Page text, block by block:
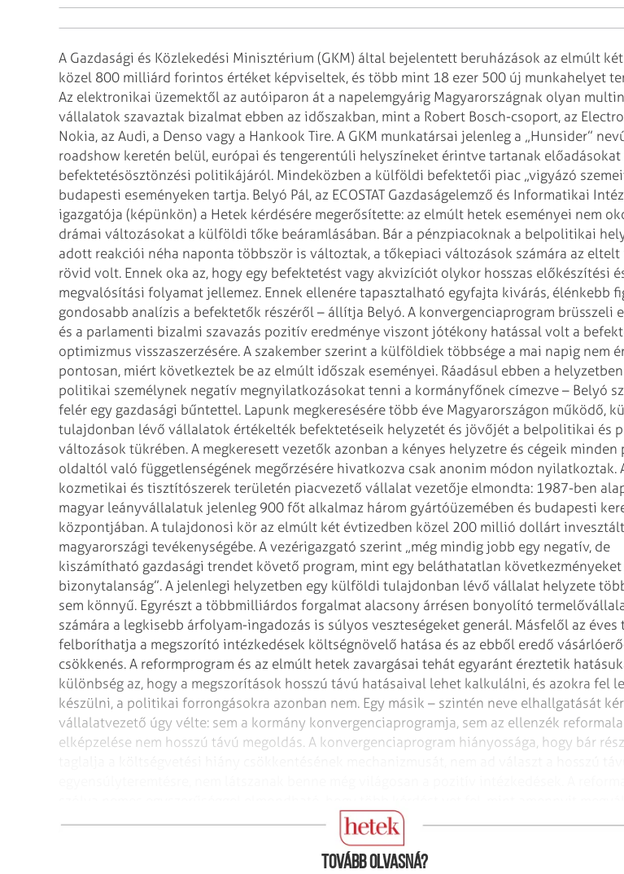
A Gazdasági és Közlekedési Minisztérium (GKM) által bejelentett beruházások az elmúlt
közel 800 milliárd forintos értéket képviseltek, és több mint 18 ezer 500 új munkahelyet
Az elektronikai üzemektől az autóiparon át a napelemgyárig Magyarországnak olyan
vállalatok szavaztak bizalmat ebben az időszakban, mint a Robert Bosch-csoport, az
Nokia, az Audi, a Denso vagy a Hankook Tire. A GKM munkatársai jelenleg a „Hunsider”
roadshow keretén belül, európai és tengerentúli helyszíneket érintve tartanak előadásokat
befektetésösztönzési politikájáról. Mindeközben a külföldi befektetői piac „vigyázó
budapesti eseményeken tartja. Belyó Pál, az ECOSTAT Gazdaságelemző és Informatikai
igazgatója (képünkön) a Hetek kérdésére megerősítette: az elmúlt hetek eseményei nem
drámai változásokat a külföldi tőke beáramlásában. Bár a pénzpiacoknak a belpolitikai
adott reakciói néha naponta többször is változtak, a tőkepiaci változások számára az
rövid volt. Ennek oka az, hogy egy befektetést vagy akvizíciót olykor hosszas előkészítési
megvalósítási folyamat jellemez. Ennek ellenére tapasztalható egyfajta kivárás, élénkebb
gondosabb analízis a befektetők részéről – állítja Belyó. A konvergenciaprogram brüsszeli
és a parlamenti bizalmi szavazás pozitív eredménye viszont jótékony hatással volt a
optimizmus visszaszerzésére. A szakember szerint a külföldiek többsége a mai napig nem
pontosan, miért következtek be az elmúlt időszak eseményei. Ráadásul ebben a
politikai személynek negatív megnyilatkozásokat tenni a kormányfőnek címezve – Belyó
felér egy gazdasági bűntettel. Lapunk megkeresésére több éve Magyarországon működő,
tulajdonban lévő vállalatok értékelték befektetéseik helyzetét és jövőjét a belpolitikai és
változások tükrében. A megkeresett vezetők azonban a kényes helyzetre és cégeik
oldaltól való függetlenségének megőrzésére hivatkozva csak anonim módon nyilatkoztak.
kozmetikai és tisztítószerek területén piacvezető vállalat vezetője elmondta: 1987-ben
magyar leányvállalatuk jelenleg 900 főt alkalmaz három gyártóüzemében és budapesti
központjában. A tulajdonosi kör az elmúlt két évtizedben közel 200 millió dollárt invesztált
magyarországi tevékenységébe. A vezérigazgató szerint „még mindig jobb egy negatív, de
kiszámítható gazdasági trendet követő program, mint egy beláthatatlan következményeket
bizonytalanság”. A jelenlegi helyzetben egy külföldi tulajdonban lévő vállalat helyzete
sem könnyű. Egyrészt a többmilliárdos forgalmat alacsony árrésen bonyolító
számára a legkisebb árfolyam-ingadozás is súlyos veszteségeket generál. Másfelől az éves
felboríthatja a megszorító intézkedések költségnövelő hatása és az ebből eredő
csökkenés. A reformprogram és az elmúlt hetek zavargásai tehát egyaránt éreztetik
különbség az, hogy a megszorítások hosszú távú hatásaival lehet kalkulálni, és azokra fel
készülni, a politikai forrongásokra azonban nem. Egy másik – szintén neve elhallgatását
vállalatvezető úgy vélte: sem a kormány konvergenciaprogramja, sem az ellenzék
elképzelése nem hosszú távú megoldás. A konvergenciaprogram hiányossága, hogy bár
ezért nem is lehet azt komolyan mérlegelni.
Tovább olvasná?